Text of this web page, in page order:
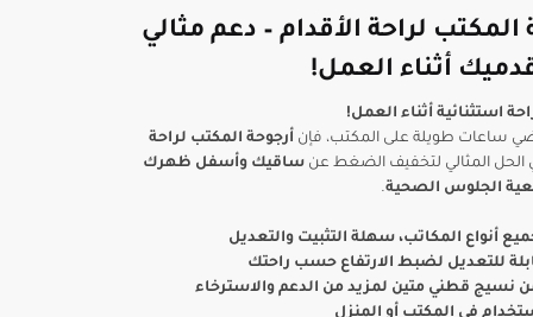
الأصلي
هو:
15,00 د.ا.
الحالي
هو:
المكتب لراحة الأقدام – دعم مثالي
أثناء العمل!
استثنائية أثناء العمل!
ساعات طويلة على المكتب، فإن أرجوحة المكتب لراحة
المثالي لتخفيف الضغط عن ساقيك وأسفل ظهرك
الجلوس الصحية.
أنواع المكاتب، سهلة التثبيت والتعديل
للتعديل لضبط الارتفاع حسب راحتك
نسيج قطني متين لمزيد من الدعم والاسترخاء
في المكتب أو المنزل